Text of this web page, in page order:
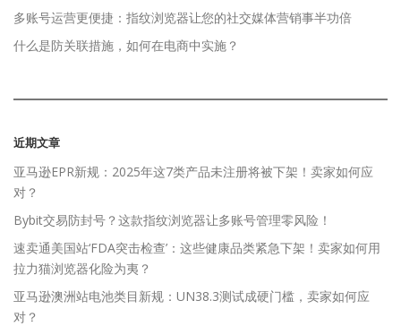
多账号运营更便捷：指纹浏览器让您的社交媒体营销事半功倍
什么是防关联措施，如何在电商中实施？
近期文章
亚马逊EPR新规：2025年这7类产品未注册将被下架！卖家如何应
对？
Bybit交易防封号？这款指纹浏览器让多账号管理零风险！
速卖通美国站‘FDA突击检查’：这些健康品类紧急下架！卖家如何用
拉力猫浏览器化险为夷？
亚马逊澳洲站电池类目新规：UN38.3测试成硬门槛，卖家如何应
对？